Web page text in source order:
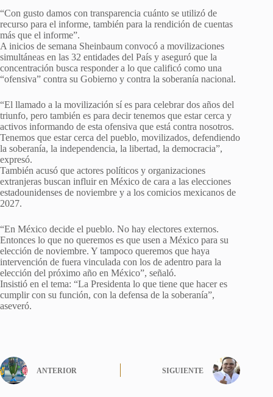
“Con gusto damos con transparencia cuánto se utilizó de
recurso para el informe, también para la rendición de cuentas
más que el informe”.
A inicios de semana Sheinbaum convocó a movilizaciones
simultáneas en las 32 entidades del País y aseguró que la
concentración busca responder a lo que calificó como una
“ofensiva” contra su Gobierno y contra la soberanía nacional.
“El llamado a la movilización sí es para celebrar dos años del
triunfo, pero también es para decir tenemos que estar cerca y
activos informando de esta ofensiva que está contra nosotros.
Tenemos que estar cerca del pueblo, movilizados, defendiendo
la soberanía, la independencia, la libertad, la democracia”,
expresó.
También acusó que actores políticos y organizaciones
extranjeras buscan influir en México de cara a las elecciones
estadounidenses de noviembre y a los comicios mexicanos de
2027.
“En México decide el pueblo. No hay electores externos.
Entonces lo que no queremos es que usen a México para su
elección de noviembre. Y tampoco queremos que haya
intervención de fuera vinculada con los de adentro para la
elección del próximo año en México”, señaló.
Insistió en el tema: “La Presidenta lo que tiene que hacer es
cumplir con su función, con la defensa de la soberanía”,
aseveró.
ANTERIOR SIGUIENTE